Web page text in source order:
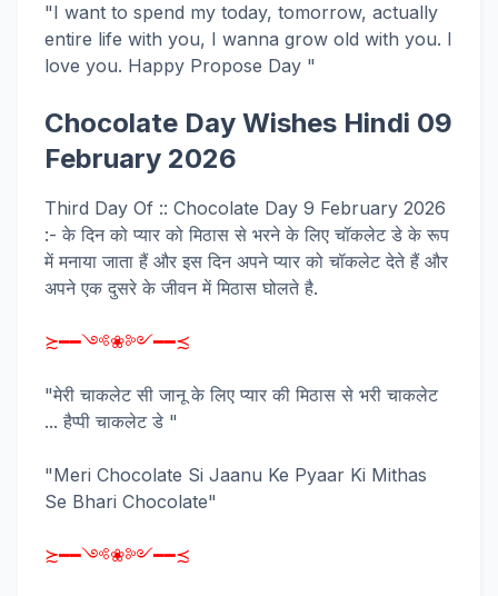
"I want to spend my today, tomorrow, actually
entire life with you, I wanna grow old with you. I
love you. Happy Propose Day "
Chocolate Day Wishes Hindi 09
February 2026
Third Day Of :: Chocolate Day 9 February 2026
:- के दिन को प्यार को मिठास से भरने के लिए चॉकलेट डे के रूप
में मनाया जाता हैं और इस दिन अपने प्यार को चॉकलेट देते हैं और
अपने एक दुसरे के जीवन में मिठास घोलते है.
≿━━༺❀༻━━≾
"मेरी चाकलेट सी जानू के लिए प्यार की मिठास से भरी चाकलेट
... हैप्पी चाकलेट डे "
"Meri Chocolate Si Jaanu Ke Pyaar Ki Mithas
Se Bhari Chocolate"
≿━━༺❀༻━━≾